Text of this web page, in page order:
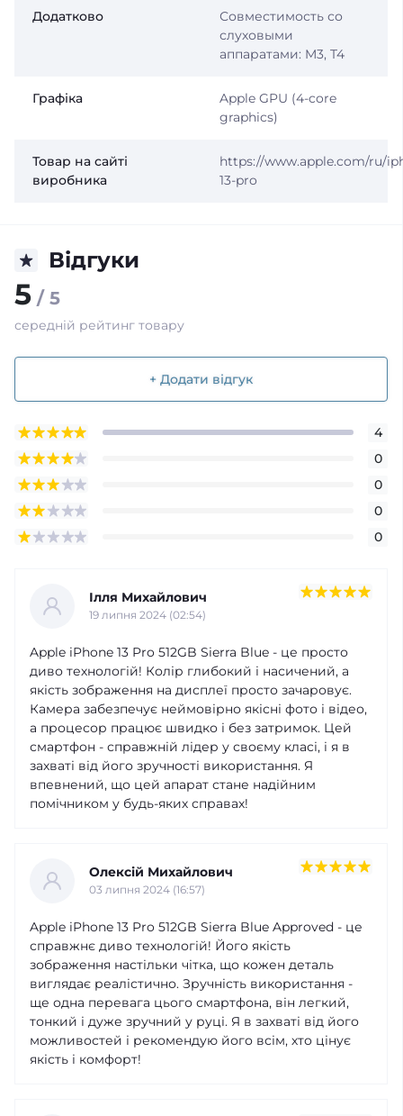
Додатково
Совместимость со
слуховыми
аппаратами: M3, T4
Графіка
Apple GPU (4-core
graphics)
Товар на сайті
виробника
https://www.apple.com/ru/
13-pro
Відгуки
5 / 5
середній рейтинг товару
+ Додати відгук
4
0
0
0
0
Ілля Михайлович
19 липня 2024 (02:54)
Apple iPhone 13 Pro 512GB Sierra Blue - це просто
диво технологій! Колір глибокий і насичений, а
якість зображення на дисплеї просто зачаровує.
Камера забезпечує неймовірно якісні фото і відео,
а процесор працює швидко і без затримок. Цей
смартфон - справжній лідер у своєму класі, і я в
захваті від його зручності використання. Я
впевнений, що цей апарат стане надійним
помічником у будь-яких справах!
Олексій Михайлович
03 липня 2024 (16:57)
Apple iPhone 13 Pro 512GB Sierra Blue Approved - це
справжнє диво технологій! Його якість
зображення настільки чітка, що кожен деталь
виглядає реалістично. Зручність використання -
ще одна перевага цього смартфона, він легкий,
тонкий і дуже зручний у руці. Я в захваті від його
можливостей і рекомендую його всім, хто цінує
якість і комфорт!